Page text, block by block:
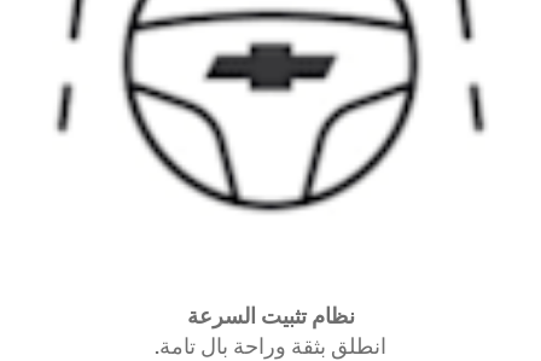
نظام تثبيت السرعة
انطلق بثقة وراحة بال تامة.